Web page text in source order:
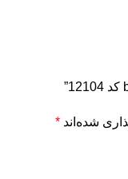
شده‌اند *